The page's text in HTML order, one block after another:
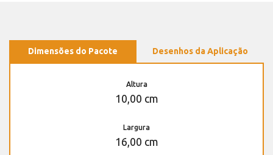
Dimensões do Pacote Desenhos da Aplicação
Altura
10,00 cm
Largura
16,00 cm